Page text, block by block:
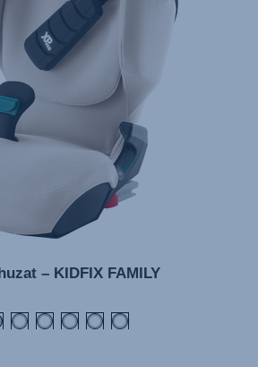
– KIDFIX FAMILY